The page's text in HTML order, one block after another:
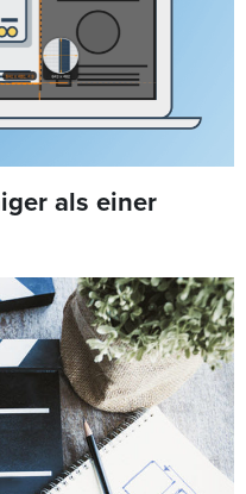
als einer